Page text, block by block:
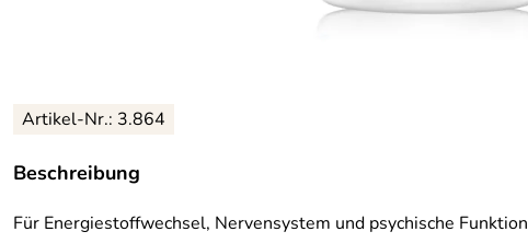
Artikel-Nr.: 3.864
Beschreibung
Für Energiestoffwechsel, Nervensystem und psychische Funktion